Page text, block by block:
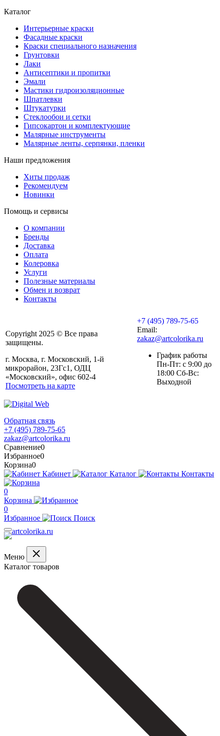
Каталог
Интерьерные краски
Фасадные краски
Краски специального назначения
Грунтовки
Лаки
Антисептики и пропитки
Эмали
Мастики гидроизоляционные
Шпатлевки
Штукатурки
Стеклообои и сетки
Гипсокартон и комплектующие
Малярные инструменты
Малярные ленты, серпянки, пленки
Наши предложения
Хиты продаж
Рекомендуем
Новинки
Помощь и сервисы
О компании
Бренды
Доставка
Оплата
Колеровка
Услуги
Полезные материалы
Обмен и возврат
Контакты
Copyright 2025 © Все права
защищены.
г. Москва, г. Московский, 1-й
микрорайон, 23Гс1, ОДЦ
«Московский», офис 602-4
Посмотреть на карте
+7 (495) 789-75-65
Email:
zakaz@artcolorika.ru
График работы
Пн-Пт: с 9:00 до
18:00 Сб-Вс:
Выходной
Обратная связь
+7 (495) 789-75-65
zakaz@artcolorika.ru
Сравнение0
Избранное0
Корзина0
Кабинет
Каталог Контакты
0
Корзина
0
Избранное
Поиск
Меню
Каталог товаров